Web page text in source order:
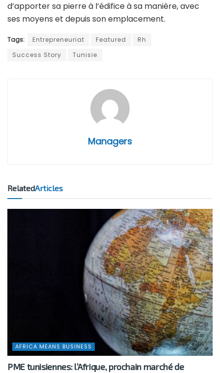
d’apporter sa pierre à l’édifice à sa manière, avec
ses moyens et depuis son emplacement.
Tags: Entrepreneuriat Featured
Rh
Success Story
Tunisie
Managers
RelatedArticles
AFRICA MEANS BUSINESS
PME tunisiennes: l’Afrique, prochain marché de